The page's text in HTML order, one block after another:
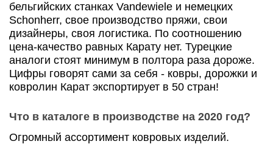
бельгийских станках Vandewiele и немецких
Schonherr, свое производство пряжи, свои
дизайнеры, своя логистика. По соотношению
цена-качество равных Карату нет. Турецкие
аналоги стоят минимум в полтора раза дороже.
Цифры говорят сами за себя - ковры, дорожки и
ковролин Карат экспортирует в 50 стран!
Что в каталоге в производстве на 2020 год?
Огромный ассортимент ковровых изделий.